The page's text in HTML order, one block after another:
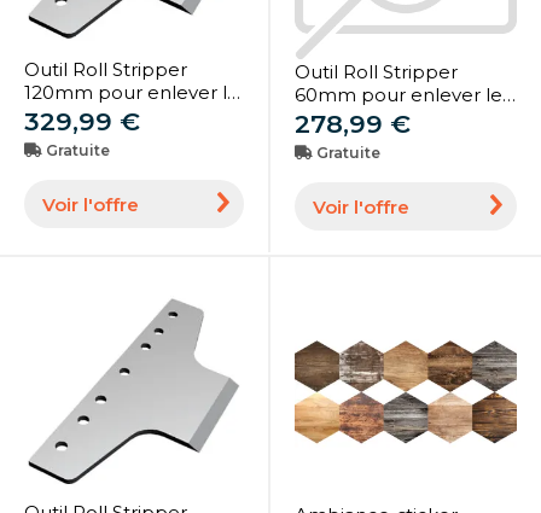
Outil Roll Stripper
120mm pour enlever le
parquet et le carrelage
(1718598)
329,99 €
Gratuite
Voir l'offre
Outil Roll Stripper
60mm pour enlever le
parquet et le carrelage
(1718592)
278,99 €
Gratuite
Voir l'offre